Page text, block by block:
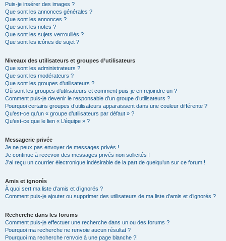
Puis-je insérer des images ?
Que sont les annonces générales ?
Que sont les annonces ?
Que sont les notes ?
Que sont les sujets verrouillés ?
Que sont les icônes de sujet ?
Niveaux des utilisateurs et groupes d’utilisateurs
Que sont les administrateurs ?
Que sont les modérateurs ?
Que sont les groupes d’utilisateurs ?
Où sont les groupes d’utilisateurs et comment puis-je en rejoindre un ?
Comment puis-je devenir le responsable d’un groupe d’utilisateurs ?
Pourquoi certains groupes d’utilisateurs apparaissent dans une couleur différente ?
Qu’est-ce qu’un « groupe d’utilisateurs par défaut » ?
Qu’est-ce que le lien « L’équipe » ?
Messagerie privée
Je ne peux pas envoyer de messages privés !
Je continue à recevoir des messages privés non sollicités !
J’ai reçu un courrier électronique indésirable de la part de quelqu’un sur ce forum !
Amis et ignorés
À quoi sert ma liste d’amis et d’ignorés ?
Comment puis-je ajouter ou supprimer des utilisateurs de ma liste d’amis et d’ignorés ?
Recherche dans les forums
Comment puis-je effectuer une recherche dans un ou des forums ?
Pourquoi ma recherche ne renvoie aucun résultat ?
Pourquoi ma recherche renvoie à une page blanche ?!